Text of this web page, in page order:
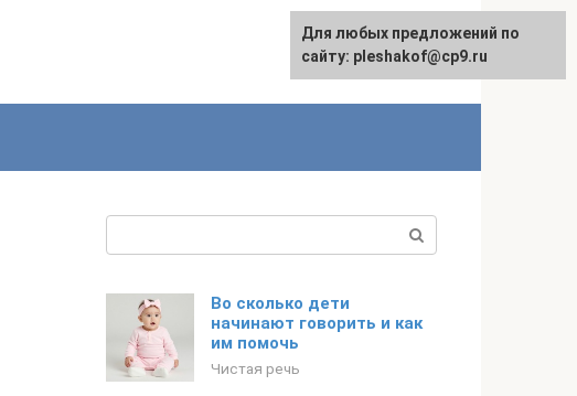
Во сколько дети
начинают говорить и как
им помочь
Чистая речь
Для любых предложений по
сайту: pleshakof@cp9.ru